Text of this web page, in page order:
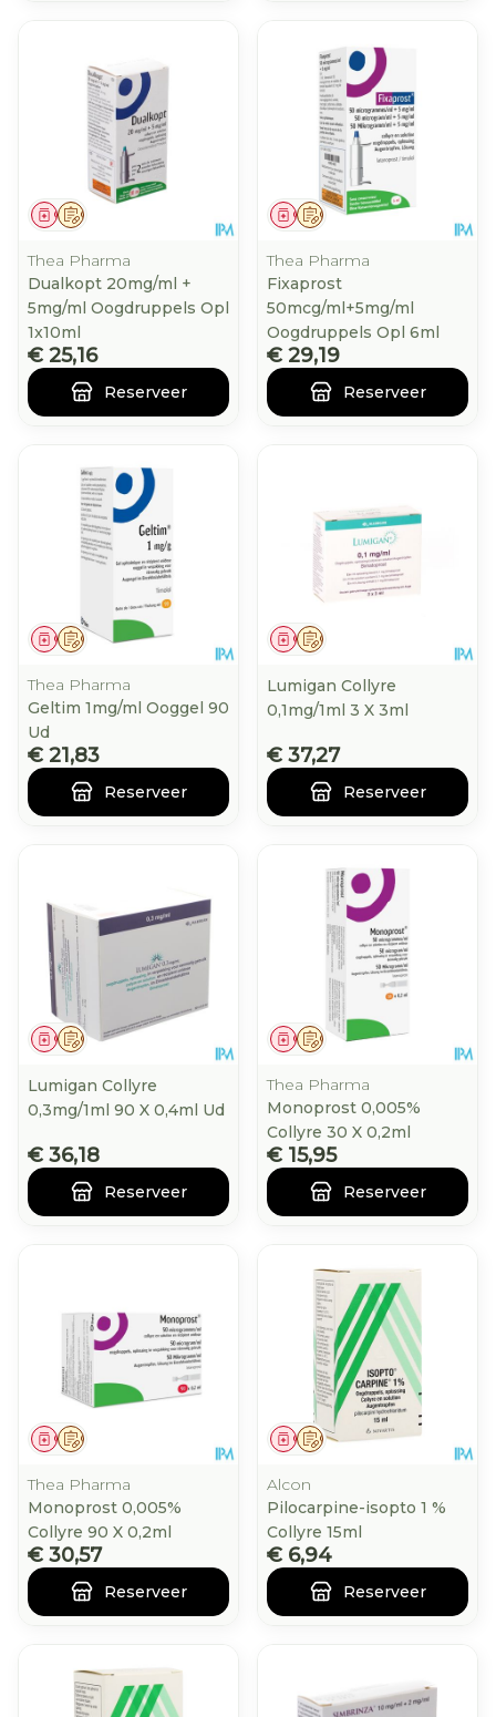
Op voorschrift
Geneesmiddel
Thea Pharma
Dualkopt 20mg/ml +
5mg/ml Oogdruppels Opl
1x10ml
€ 25,16
Reserveer
Op voorschrift
Geneesmiddel
Thea Pharma
Fixaprost
50mcg/ml+5mg/ml
Oogdruppels Opl 6ml
€ 29,19
Reserveer
Op voorschrift
Geneesmiddel
Thea Pharma
Geltim 1mg/ml Ooggel 90
Ud
€ 21,83
Reserveer
Op voorschrift
Geneesmiddel
Lumigan Collyre
0,1mg/1ml 3 X 3ml
€ 37,27
Reserveer
Op voorschrift
Geneesmiddel
Lumigan Collyre
0,3mg/1ml 90 X 0,4ml Ud
€ 36,18
Reserveer
Op voorschrift
Geneesmiddel
Thea Pharma
Monoprost 0,005%
Collyre 30 X 0,2ml
€ 15,95
Reserveer
Op voorschrift
Geneesmiddel
Thea Pharma
Monoprost 0,005%
Collyre 90 X 0,2ml
€ 30,57
Reserveer
Op voorschrift
Geneesmiddel
Alcon
Pilocarpine-isopto 1 %
Collyre 15ml
€ 6,94
Reserveer